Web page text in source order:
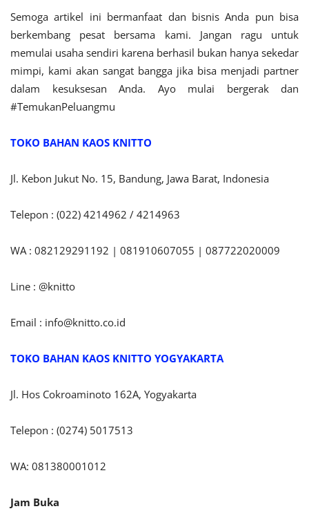
Semoga artikel ini bermanfaat dan bisnis Anda pun bisa
berkembang pesat bersama kami. Jangan ragu untuk
memulai usaha sendiri karena berhasil bukan hanya sekedar
mimpi, kami akan sangat bangga jika bisa menjadi partner
dalam kesuksesan Anda. Ayo mulai bergerak dan
#TemukanPeluangmu
TOKO BAHAN KAOS KNITTO
Jl. Kebon Jukut No. 15, Bandung, Jawa Barat, Indonesia
Telepon : (022) 4214962 / 4214963
WA : 082129291192 | 081910607055 | 087722020009
Line : @knitto
Email : info@knitto.co.id
TOKO BAHAN KAOS KNITTO YOGYAKARTA
Jl. Hos Cokroaminoto 162A, Yogyakarta
Telepon : (0274) 5017513
WA: 081380001012
Jam Buka